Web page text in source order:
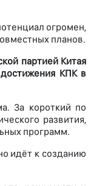
огромен,
планов.
партией Китая
КПК в
За короткий по
развития,
программ.
идёт к созданию